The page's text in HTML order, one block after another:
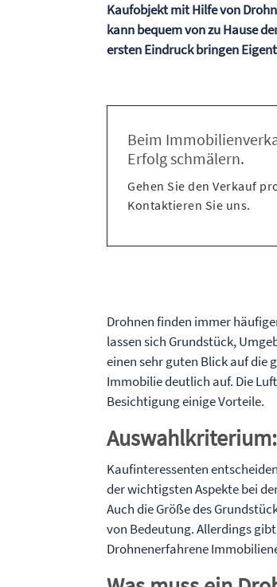
Kaufobjekt mit Hilfe von
kann bequem von zu Hause
ersten Eindruck bringen
Beim
Erfolg schmälern.
Gehen Sie den Verkauf
Kontaktieren Sie uns.
Drohnen finden immer
lassen sich Grundstück,
einen sehr guten Blick auf die
Immobilie deutlich auf. Die
Besichtigung einige Vorteile.
Kaufinteressenten
der wichtigsten Aspekte bei
Auch die Größe des
von Bedeutung. Allerdings
Drohnenerfahrene